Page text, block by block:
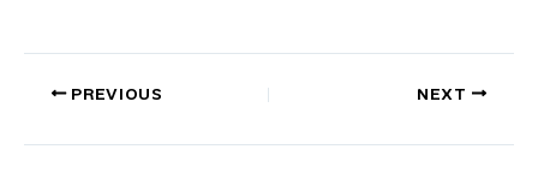
PREVIOUS NEXT